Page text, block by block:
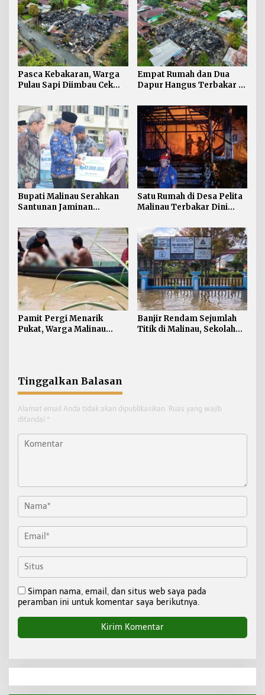
Pasca Kebakaran, Warga
Pulau Sapi Diimbau Cek
Listrik saat Bepergian
Empat Rumah dan Dua
Dapur Hangus Terbakar di
Bupati Malinau Serahkan
Santunan Jaminan
Kartu BPJS
Ketenagakerjaan bagi 500
Pekerja Rentan
Satu Rumah di Desa Pelita
Malinau Terbakar Dini
Selamat
Pamit Pergi Menarik
Pukat, Warga Malinau
Banjir Rendam Sejumlah
Titik di Malinau, Sekolah
Tinggalkan Balasan
Alamat email Anda tidak akan dipublikasikan. Ruas yang wajib
ditandai *
Simpan nama, email, dan situs web saya pada
peramban ini untuk komentar saya berikutnya.